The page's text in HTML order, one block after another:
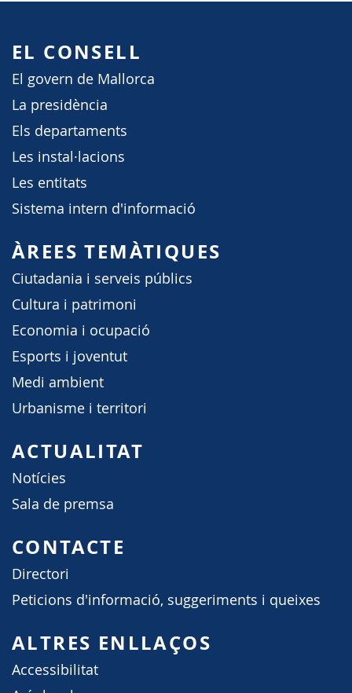
EL CONSELL
El govern de Mallorca
La presidència
Els departaments
Les instal·lacions
Les entitats
Sistema intern d'informació
ÀREES TEMÀTIQUES
Ciutadania i serveis públics
Cultura i patrimoni
Economia i ocupació
Esports i joventut
Medi ambient
Urbanisme i territori
ACTUALITAT
Notícies
Sala de premsa
CONTACTE
Directori
Peticions d'informació, suggeriments i queixes
ALTRES ENLLAÇOS
Accessibilitat